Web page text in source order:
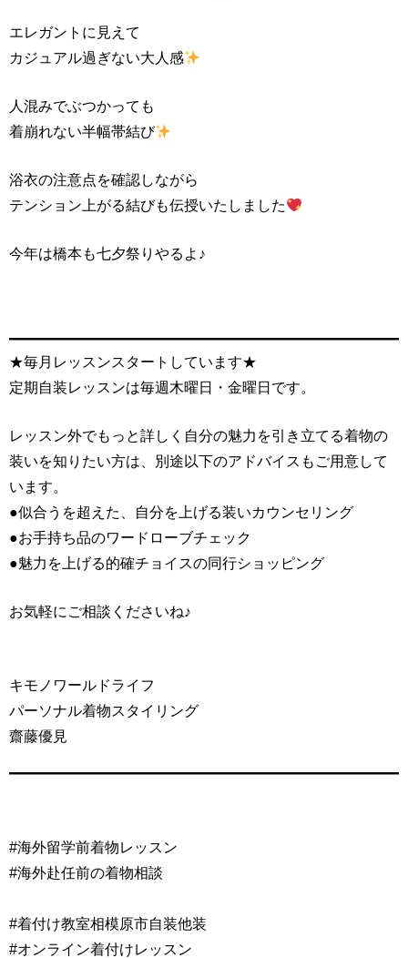
エレガントに見えて
カジュアル過ぎない大人感
人混みでぶつかっても
着崩れない半幅帯結び
浴衣の注意点を確認しながら
テンション上がる結びも伝授いたしました
今年は橋本も七夕祭りやるよ♪
★毎月レッスンスタートしています★
定期自装レッスンは毎週木曜日・金曜日です。
レッスン外でもっと詳しく自分の魅力を引き立てる着物の
装いを知りたい方は、別途以下のアドバイスもご用意して
います。
●似合うを超えた、自分を上げる装いカウンセリング
●お手持ち品のワードローブチェック
●魅力を上げる的確チョイスの同行ショッピング
お気軽にご相談くださいね♪
キモノワールドライフ
パーソナル着物スタイリング
齋藤優見
#海外留学前着物レッスン
#海外赴任前の着物相談
#着付け教室相模原市自装他装
#オンライン着付けレッスン